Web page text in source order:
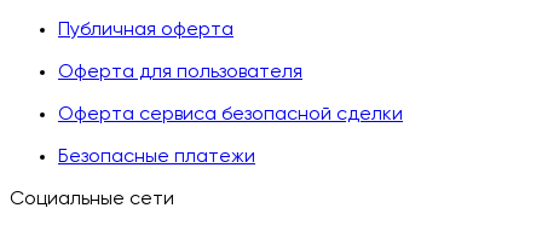
Публичная оферта
Оферта для пользователя
Оферта сервиса безопасной сделки
Безопасные платежи
Социальные сети